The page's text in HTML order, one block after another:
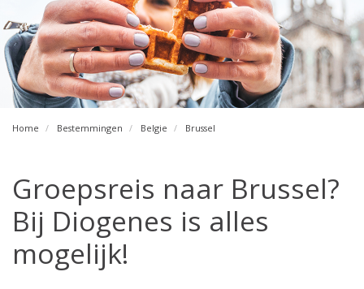
Home Bestemmingen Belgie Brussel
Groepsreis naar Brussel?
Bij Diogenes is alles
mogelijk!